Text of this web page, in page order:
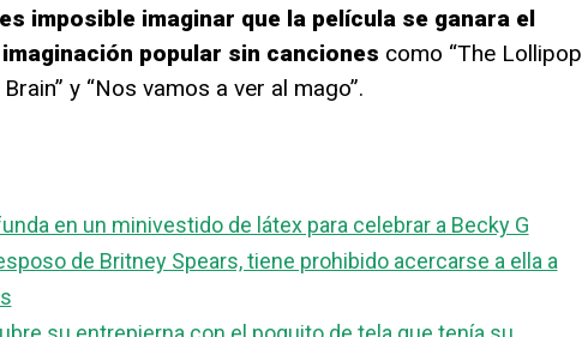
es imposible imaginar que la película se ganara el
popular sin canciones como “The Lollipop
y “Nos vamos a ver al mago”.
en un minivestido de látex para celebrar a Becky G
de Britney Spears, tiene prohibido acercarse a ella a